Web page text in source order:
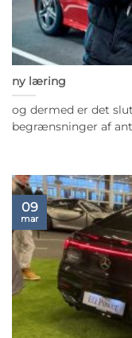
ny læring
og dermed er det
begrænsninger af
09
mar